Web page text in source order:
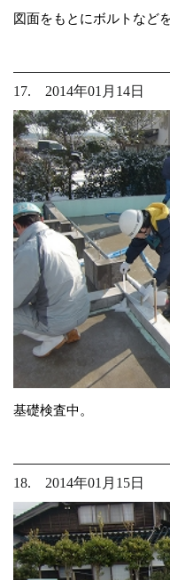
図面をもとにボルトなど
17. 2014年01月14日
基礎検査中。
18. 2014年01月15日